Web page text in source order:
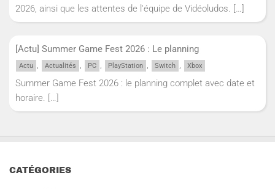
2026, ainsi que les attentes de l'équipe de Vidéoludos. […]
[Actu] Summer Game Fest 2026 : Le planning
Actu , Actualités , PC , PlayStation , Switch , Xbox
Summer Game Fest 2026 : le planning complet avec date et
horaire. […]
CATÉGORIES